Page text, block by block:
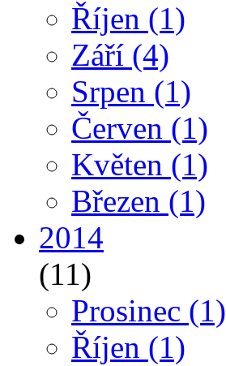
Říjen (1)
Září (4)
Srpen (1)
Červen (1)
Květen (1)
Březen (1)
2014
(11)
Prosinec (1)
Říjen (1)